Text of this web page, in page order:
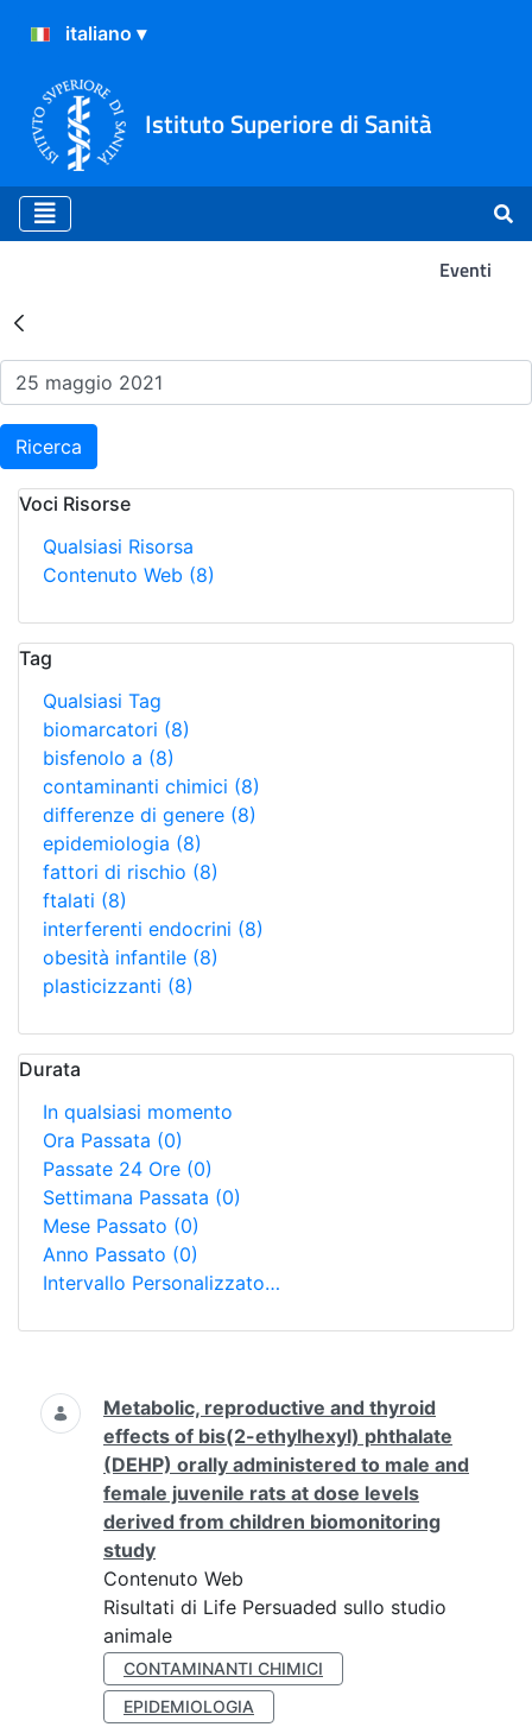
Istituto Superiore di Sanità
Eventi
Risultati della Ricerca -
Ricerca
Voci Risorse
Qualsiasi Risorsa
Contenuto Web (8)
Tag
Qualsiasi Tag
biomarcatori (8)
bisfenolo a (8)
contaminanti chimici (8)
differenze di genere (8)
epidemiologia (8)
fattori di rischio (8)
ftalati (8)
interferenti endocrini (8)
obesità infantile (8)
plasticizzanti (8)
Durata
In qualsiasi momento
Ora Passata (0)
Passate 24 Ore (0)
Settimana Passata (0)
Mese Passato (0)
Anno Passato (0)
Intervallo Personalizzato…
Ricerca
Metabolic, reproductive and thyroid
effects of bis(2-ethylhexyl) phthalate
(DEHP) orally administered to male and
female juvenile rats at dose levels
derived from children biomonitoring
study
Contenuto Web
Risultati di Life Persuaded sullo studio
animale
CONTAMINANTI CHIMICI
EPIDEMIOLOGIA